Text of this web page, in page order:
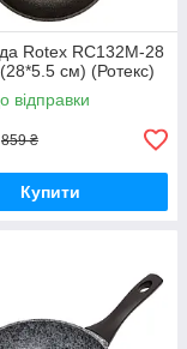
Rotex RC132M-28
см) (Ротекс)
відправки
859 ₴
Купити